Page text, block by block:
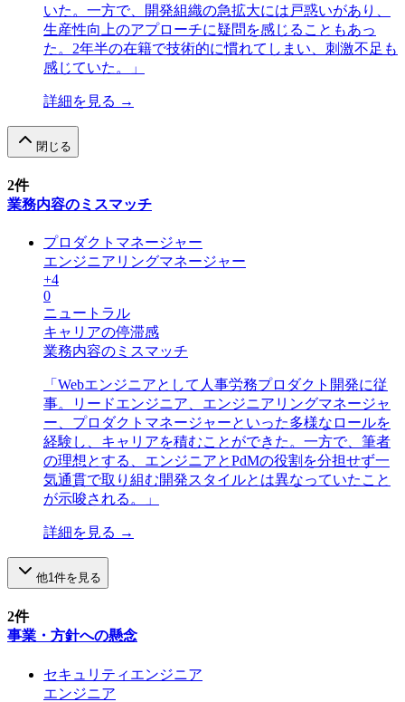
いた。一方で、開発組織の急拡大には戸惑いがあり、
生産性向上のアプローチに疑問を感じることもあっ
た。2年半の在籍で技術的に慣れてしまい、刺激不足も
感じていた。
」
詳細を見る →
閉じる
2件
業務内容のミスマッチ
プロダクトマネージャー
エンジニアリングマネージャー
+4
0
ニュートラル
キャリアの停滞感
業務内容のミスマッチ
「 Webエンジニアとして人事労務プロダクト開発に従
事。リードエンジニア、エンジニアリングマネージャ
ー、プロダクトマネージャーといった多様なロールを
経験し、キャリアを積むことができた。一方で、筆者
の理想とする、エンジニアとPdMの役割を分担せず一
気通貫で取り組む開発スタイルとは異なっていたこと
が示唆される。
」
詳細を見る →
他1件を見る
2件
事業・方針への懸念
セキュリティエンジニア
エンジニア